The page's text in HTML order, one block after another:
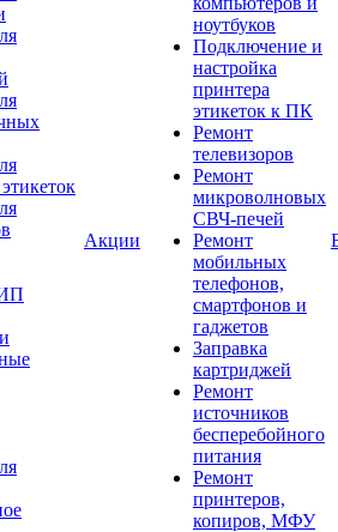
Акции
ноутбуков
Подключение и
настройка
принтера
этикеток к ПК
Ремонт
телевизоров
Ремонт
микроволновых
СВЧ-печей
Ремонт
мобильных
телефонов,
смартфонов и
гаджетов
Заправка
картриджей
Ремонт
источников
бесперебойного
питания
Ремонт
принтеров,
копиров, МФУ